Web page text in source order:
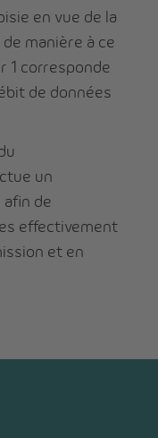
en vue de la
manière à ce
1 corresponde
de données
un
de
effectivement
et en